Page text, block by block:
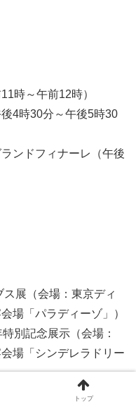
時～午前12時）
4時30分～午後5時30
ンドフィナーレ（午後
ス展（会場：東京ディ
場「パラディーゾ」）
別記念展示（会場：
場「シンデレラドリー
トップ